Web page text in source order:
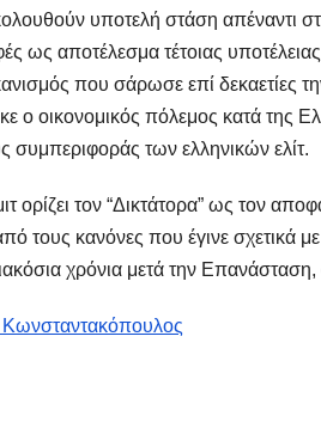
υποτελή στάση απέναντι
ως αποτέλεσμα τέτοιας
που σάρωσε επί δεκαετίες
ο οικονομικός πόλεμος κατά της
συμπεριφοράς των ελληνικών ελίτ.
ορίζει τον “Δικτάτορα” ως τον
τους κανόνες που έγινε σχετικά με
χρόνια μετά την Επανάσταση,